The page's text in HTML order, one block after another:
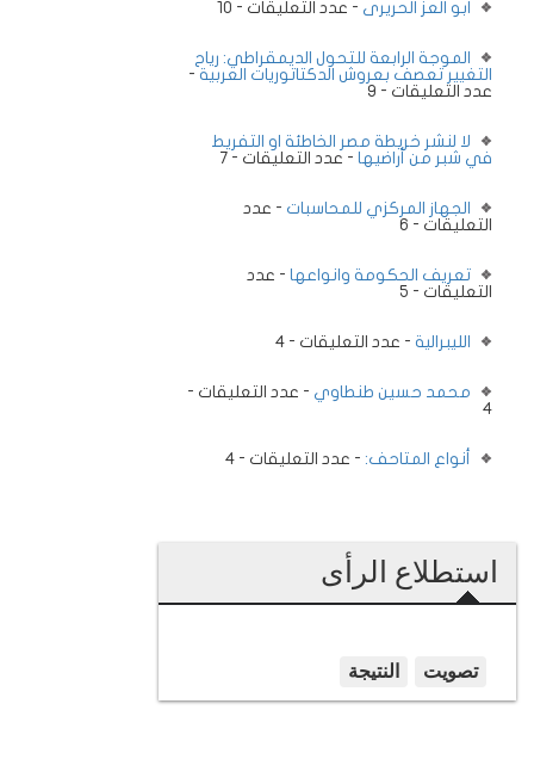
ابو العز الحريرى - عدد التعليقات - 10
الموجة الرابعة للتحول الديمقراطي: رياح
التغيير تعصف بعروش الدكتاتوريات العربية -
عدد التعليقات - 9
لا لنشر خريطة مصر الخاطئة او التفريط
في شبر من أراضيها - عدد التعليقات - 7
الجهاز المركزي للمحاسبات - عدد
التعليقات - 6
تعريف الحكومة وانواعها - عدد
التعليقات - 5
الليبرالية - عدد التعليقات - 4
محمد حسين طنطاوي - عدد التعليقات -
4
أنواع المتاحف: - عدد التعليقات - 4
استطلاع الرأى